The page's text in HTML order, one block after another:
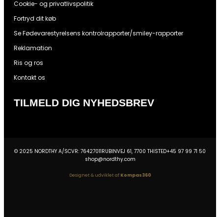
Cookie- og privatlivspolitik
Fortryd dit køb
Se Fødevarestyrelsens kontrolrapporter/smiley-rapporter
Reklamation
Ris og ros
Kontakt os
TILMELD DIG NYHEDSBREV
© 2025 NORDTHY A/SCVR: 76427011RUBINVEJ 61, 7700 THISTED+45 97 99 71 50
shop@nordthy.com
Designet & udviklet af Kompas360